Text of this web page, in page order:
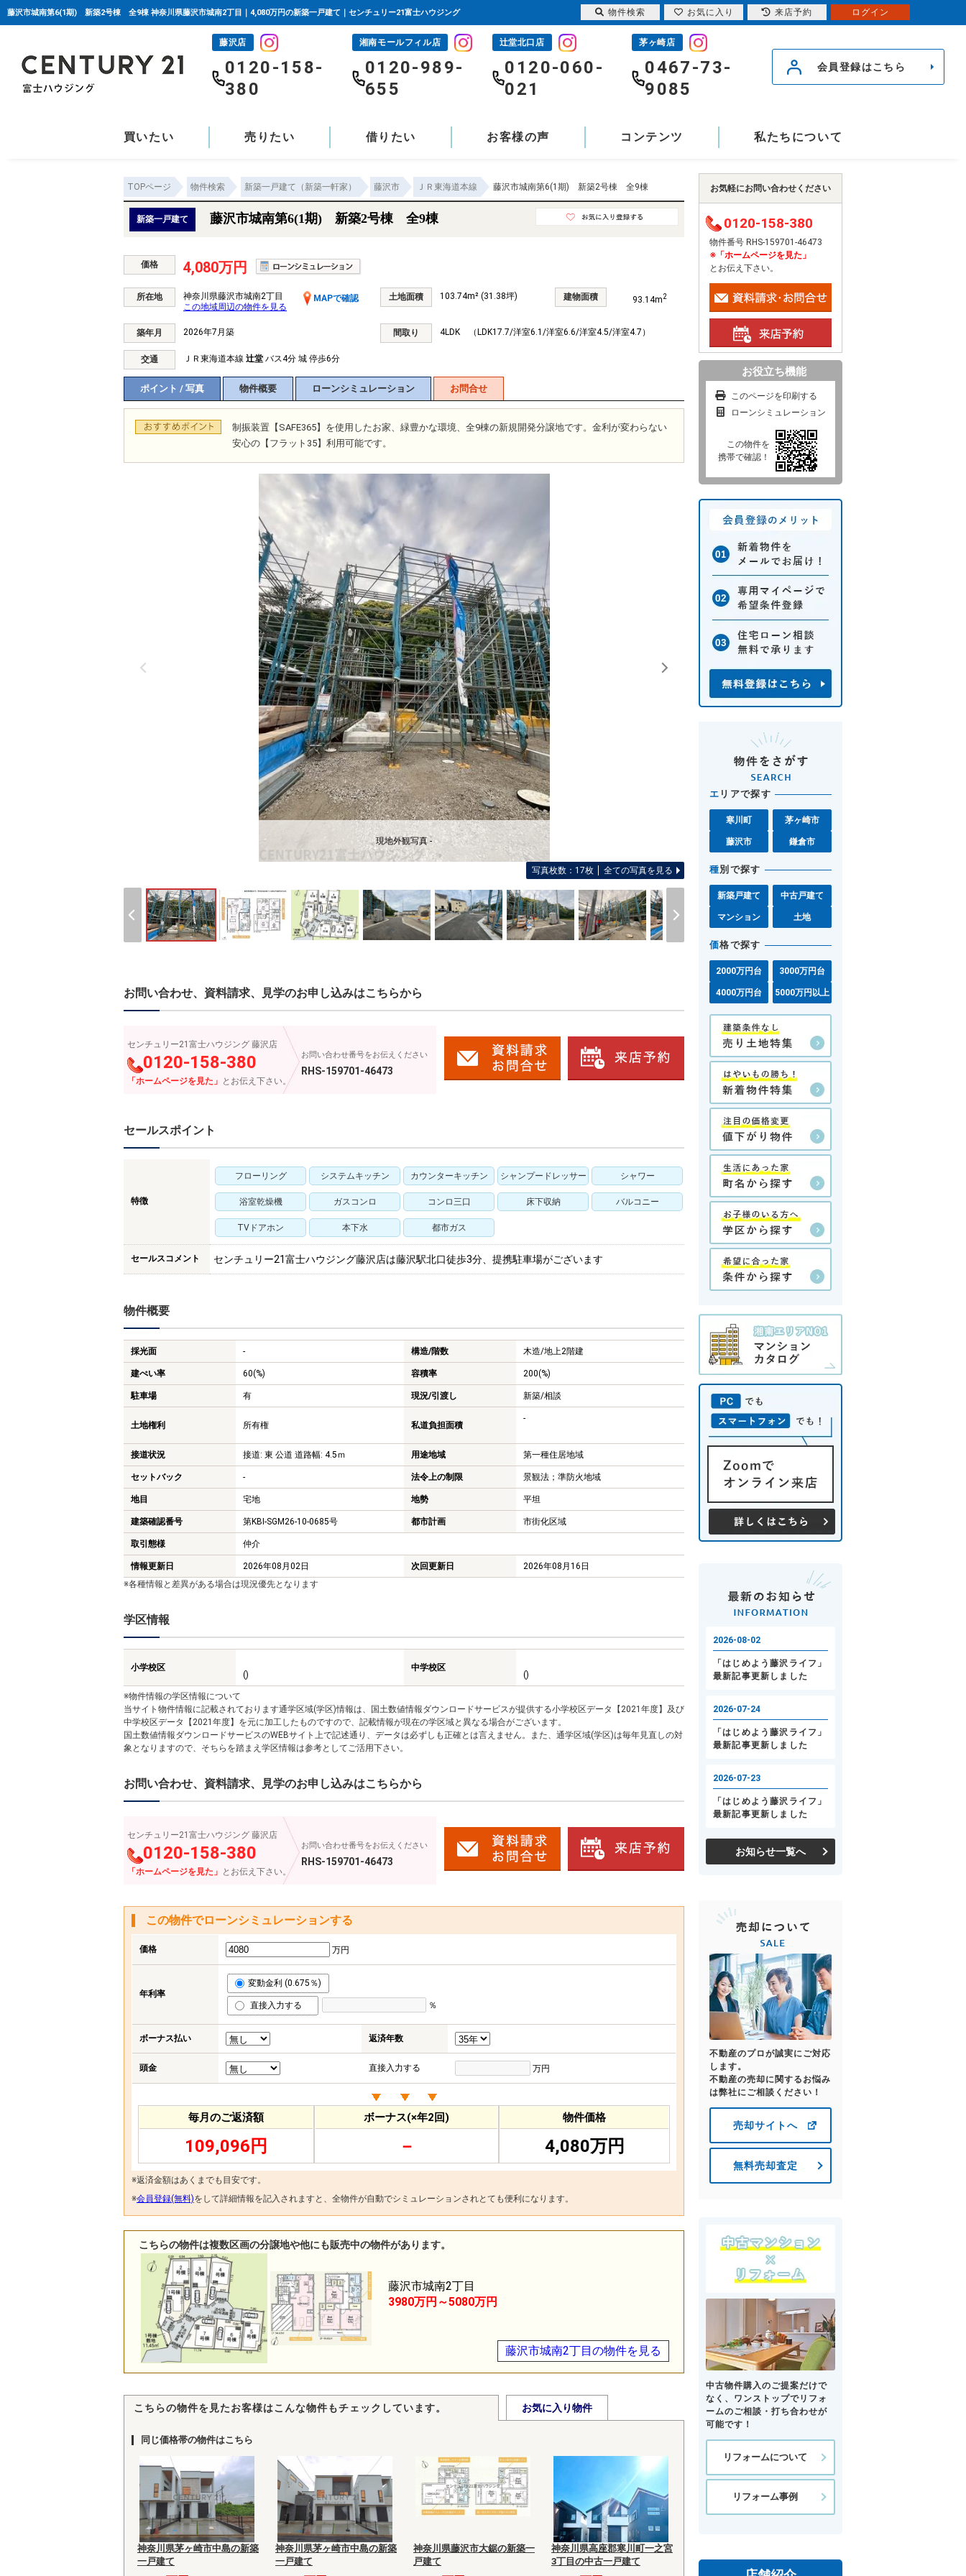
藤沢市城南第6(1期) 新築2号棟 全9棟 神奈川県藤沢市城南2丁目｜4,080万円の新築一戸建て｜センチュリー21富士ハウジング
藤沢店
0120-158-
380
湘南モールフィル店
0120-989-
655
辻堂北口店
0120-060-
021
茅ヶ崎店
0467-73-
9085
会員登録はこちら
買いたい 売りたい 借りたい お客様の声 コンテンツ 私たちについて
TOPページ 物件検索 新築一戸建て（新築一軒家） 藤沢市 ＪＲ東海道本線 藤沢市城南第6(1期) 新築2号棟 全9棟
新築一戸建て 藤沢市城南第6(1期) 新築2号棟 全9棟
価格 4,080万円
所在地 神奈川県藤沢市城南2丁目
MAPで確認
この地域周辺の物件を見る
土地面積 103.74m² (31.38坪) 建物面積 93.14m2
築年月 2026年7月築 間取り 4LDK （LDK17.7/洋室6.1/洋室6.6/洋室4.5/洋室4.7）
交通 ＪＲ東海道本線 辻堂 バス4分 城 停歩6分
ポイント / 写真 物件概要 ローンシミュレーション お問合せ
制振装置【SAFE365】を使用したお家、緑豊かな環境、全9棟の新規開発分譲地です。金利が変わらない
安心の【フラット35】利用可能です。
現地外観写真 -
写真枚数：17枚 全ての写真を見る
お問い合わせ、資料請求、見学のお申し込みはこちらから
センチュリー21富士ハウジング 藤沢店
0120-158-380
「ホームページを見た」 とお伝え下さい。
お問い合わせ番号をお伝えください
RHS-159701-46473
セールスポイント
特徴
フローリング システムキッチン カウンターキッチン シャンプードレッサー シャワー
浴室乾燥機 ガスコンロ コンロ三口 床下収納 バルコニー
TVドアホン 本下水 都市ガス
セールスコメント センチュリー21富士ハウジング藤沢店は藤沢駅北口徒歩3分、提携駐車場がございます
物件概要
採光面 - 構造/階数 木造/地上2階建
建ぺい率 60(%) 容積率 200(%)
駐車場 有 現況/引渡し 新築/相談
土地権利 所有権 私道負担面積
-
接道状況 接道: 東 公道 道路幅: 4.5ｍ 用途地域 第一種住居地域
セットバック - 法令上の制限 景観法；準防火地域
地目 宅地 地勢 平坦
建築確認番号 第KBI-SGM26-10-0685号 都市計画 市街化区域
取引態様 仲介
情報更新日 2026年08月02日 次回更新日
2026年08月16日
※各種情報と差異がある場合は現況優先となります
学区情報
小学校区
()
中学校区
()
※物件情報の学区情報について
当サイト物件情報に記載されております通学区域(学区)情報は、国土数値情報ダウンロードサービスが提供する小学校区データ【2021年度】及び
中学校区データ【2021年度】を元に加工したものですので、記載情報が現在の学区域と異なる場合がございます。
国土数値情報ダウンロードサービスのWEBサイト上で記述通り、データは必ずしも正確とは言えません。また、通学区域(学区)は毎年見直しの対
象となりますので、そちらを踏まえ学区情報は参考としてご活用下さい。
お問い合わせ、資料請求、見学のお申し込みはこちらから
センチュリー21富士ハウジング 藤沢店
0120-158-380
「ホームページを見た」 とお伝え下さい。
お問い合わせ番号をお伝えください
RHS-159701-46473
この物件でローンシミュレーションする
価格 万円
年利率
変動金利 (0.675％)
直接入力する ％
ボーナス払い 返済年数
頭金 直接入力する 万円
毎月のご返済額
109,096円
ボーナス(×年2回)
－
物件価格
4,080万円
※返済金額はあくまでも目安です。
※会員登録(無料)をして詳細情報を記入されますと、全物件が自動でシミュレーションされとても便利になります。
こちらの物件は複数区画の分譲地や他にも販売中の物件があります。
藤沢市城南2丁目の物件を見る
藤沢市城南2丁目
3980万円～5080万円
こちらの物件を見たお客様はこんな物件もチェックしています。 お気に入り物件
同じ価格帯の物件はこちら
神奈川県茅ヶ崎市中島の新築
一戸建て
神奈川県茅ヶ崎市中島の新築
一戸建て
神奈川県藤沢市大鋸の新築一
戸建て
神奈川県高座郡寒川町一之宮
3丁目の中古一戸建て
お気軽にお問い合わせください
0120-158-380
物件番号 RHS-159701-46473
※「ホームページを見た」
とお伝え下さい。
お役立ち機能
このページを印刷する
ローンシミュレーション
この物件を
携帯で確認！
エ リアで探す
寒川町 茅ヶ崎市
藤沢市 鎌倉市
種別で探す
新築戸建て 中古戸建て
マンション 土地
価格で探す
2000万円台 3000万円台
4000万円台 5000万円以上
お知らせ一覧へ
不動産のプロが誠実にご対応
します。
不動産の売却に関するお悩み
は弊社にご相談ください！
売却サイトへ
無料売却査定
中古物件購入のご提案だけで
なく、ワンストップでリフォ
ームのご相談・打ち合わせが
可能です！
リフォームについて
リフォーム事例
物件検索 お気に入り 来店予約 ログイン